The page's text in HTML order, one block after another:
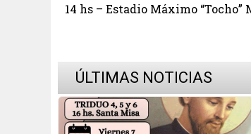
14 hs – Estadio Máximo
ÚLTIMAS NOTICIAS